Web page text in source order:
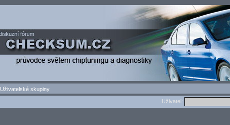
Uživatelské skupiny
Uživatel: